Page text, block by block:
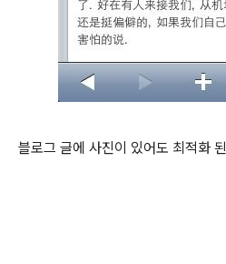
블로그 글에 사진이 있어도 최적화